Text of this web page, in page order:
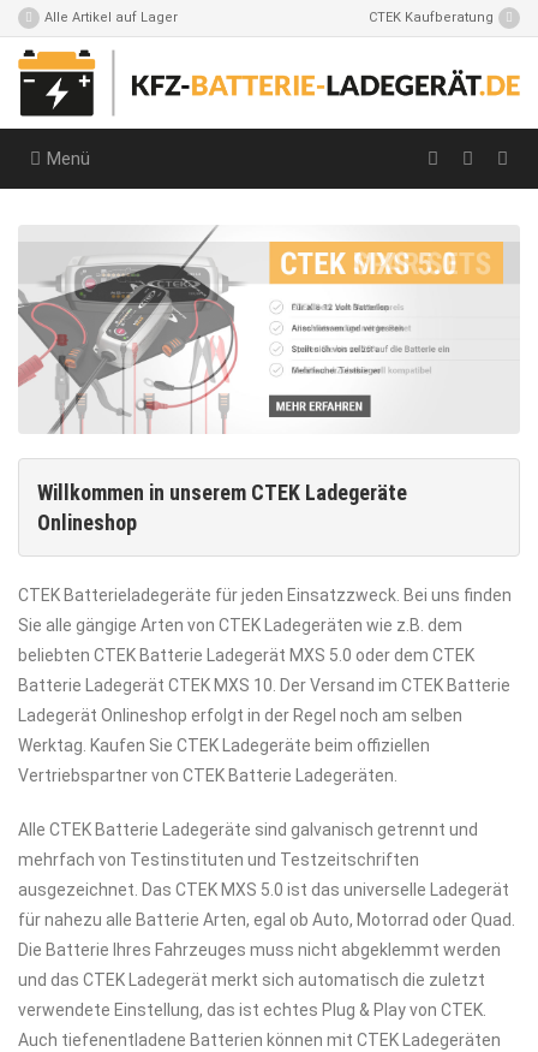
Alle Artikel auf Lager CTEK Kaufberatung
Menü
Willkommen in unserem CTEK Ladegeräte
Onlineshop
CTEK Batterieladegeräte für jeden Einsatzzweck. Bei uns finden
Sie alle gängige Arten von CTEK Ladegeräten wie z.B. dem
beliebten CTEK Batterie Ladegerät MXS 5.0 oder dem CTEK
Batterie Ladegerät CTEK MXS 10. Der Versand im CTEK Batterie
Ladegerät Onlineshop erfolgt in der Regel noch am selben
Werktag. Kaufen Sie CTEK Ladegeräte beim offiziellen
Vertriebspartner von CTEK Batterie Ladegeräten.
Alle CTEK Batterie Ladegeräte sind galvanisch getrennt und
mehrfach von Testinstituten und Testzeitschriften
ausgezeichnet. Das CTEK MXS 5.0 ist das universelle Ladegerät
für nahezu alle Batterie Arten, egal ob Auto, Motorrad oder Quad.
Die Batterie Ihres Fahrzeuges muss nicht abgeklemmt werden
und das CTEK Ladegerät merkt sich automatisch die zuletzt
verwendete Einstellung, das ist echtes Plug & Play von CTEK.
Auch tiefenentladene Batterien können mit CTEK Ladegeräten